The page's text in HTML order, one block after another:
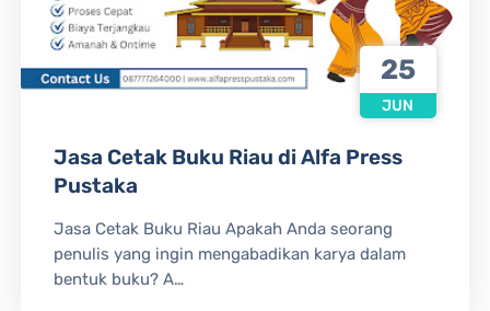
25
JUN
Jasa Cetak Buku Riau di Alfa Press
Pustaka
Jasa Cetak Buku Riau Apakah Anda seorang
penulis yang ingin mengabadikan karya dalam
bentuk buku? A…